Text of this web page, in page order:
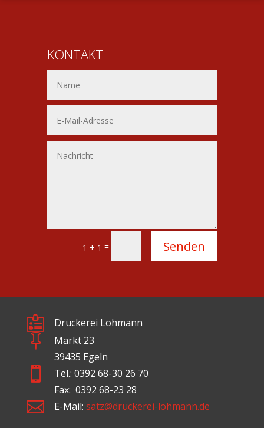
KONTAKT
1 + 1 = Senden
 Druckerei Lohmann

Markt 23
39435 Egeln

Tel.: 0392 68-30 26 70
Fax: 0392 68-23 28
 E-Mail: satz@druckerei-lohmann.de